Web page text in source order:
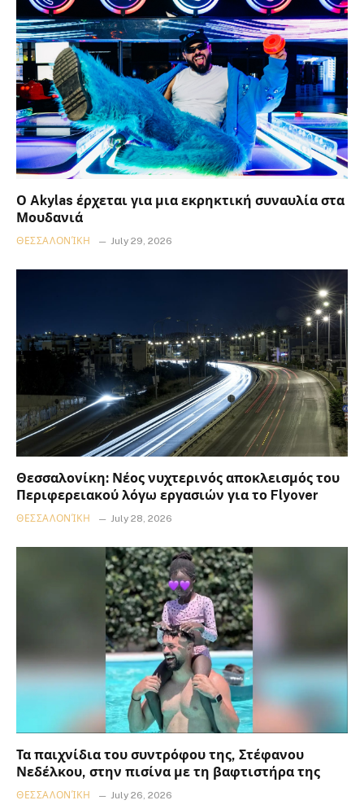
Ο Akylas έρχεται για μια εκρηκτική συναυλία στα
Μουδανιά
ΘΕΣΣΑΛΟΝΊΚΗ July 29, 2026
Θεσσαλονίκη: Νέος νυχτερινός αποκλεισμός του
Περιφερειακού λόγω εργασιών για το Flyover
ΘΕΣΣΑΛΟΝΊΚΗ July 28, 2026
Τα παιχνίδια του συντρόφου της, Στέφανου
Νεδέλκου, στην πισίνα με τη βαφτιστήρα της
ΘΕΣΣΑΛΟΝΊΚΗ July 26, 2026